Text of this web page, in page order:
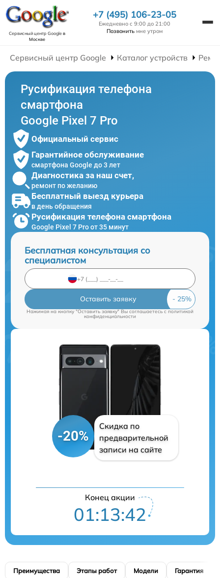
Сервисный центр Googleв
Москве
+7 (495) 106-23-05
Ежедневно с 9:00 до 21:00
Позвонить мне утром
Сервисный центр Google Каталог устройств
Русификация телефона
смартфона
Google Pixel 7 Pro
Официальный сервис
Гарантийное обслуживание
смартфона Google до 3 лет
Диагностика за наш счет,
ремонт по желанию
Бесплатный выезд курьера
в день обращения
Русификация телефона смартфона
Google Pixel 7 Pro от 35 минут
Бесплатная консультация со
специалистом
Оставить заявку
Нажимая на кнопку "Оставить заявку" Вы соглашаетесь c политикой
конфиденциальности
-20%
Скидка по
предварительной
записи на сайте
Конец акции
01:13:41
Преимущества Этапы работ Модели Гарантия